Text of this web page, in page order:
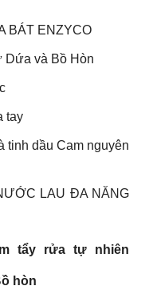
BÁT ENZYCO
Dứa và Bồ Hòn
tay
dầu Cam nguyên
LAU ĐA NĂNG
tẩy rửa tự nhiên
hòn